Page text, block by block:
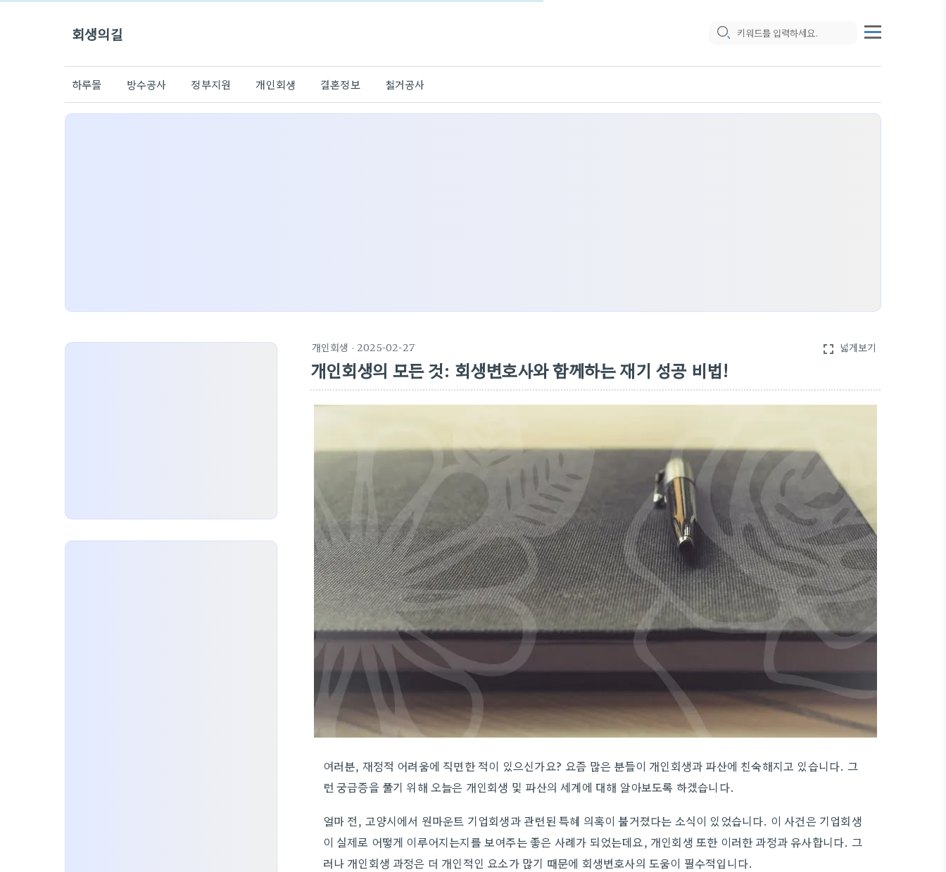
회생의길
하루몰 방수공사 정부지원 개인회생 결혼정보 철거공사
개인회생 · 2025-02-27 fullscreen 넓게보기
개인회생의 모든 것: 회생변호사와 함께하는 재기 성공 비법!
여러분, 재정적 어려움에 직면한 적이 있으신가요? 요즘 많은 분들이 개인회생과 파산에 친숙해지고 있습니다. 그
런 궁금증을 풀기 위해 오늘은 개인회생 및 파산의 세계에 대해 알아보도록 하겠습니다.
얼마 전, 고양시에서 원마운트 기업회생과 관련된 특혜 의혹이 불거졌다는 소식이 있었습니다. 이 사건은 기업회생
이 실제로 어떻게 이루어지는지를 보여주는 좋은 사례가 되었는데요, 개인회생 또한 이러한 과정과 유사합니다. 그
러나 개인회생 과정은 더 개인적인 요소가 많기 때문에 회생변호사의 도움이 필수적입니다.